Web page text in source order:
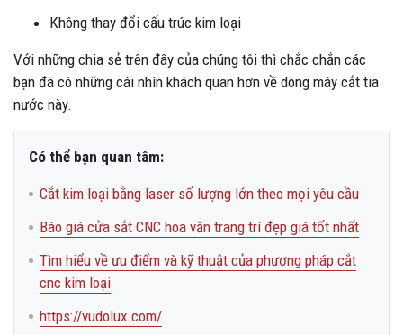
Không thay đổi cấu trúc kim loại
Với những chia sẻ trên đây của chúng tôi thì chắc chắn các
bạn đã có những cái nhìn khách quan hơn về dòng máy cắt tia
nước này.
Có thể bạn quan tâm:
Cắt kim loại bằng laser số lượng lớn theo mọi yêu cầu
Báo giá cửa sắt CNC hoa văn trang trí đẹp giá tốt nhất
Tìm hiểu về ưu điểm và kỹ thuật của phương pháp cắt
cnc kim loại
https://vudolux.com/